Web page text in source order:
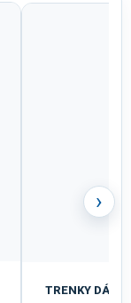
TRENKY
›